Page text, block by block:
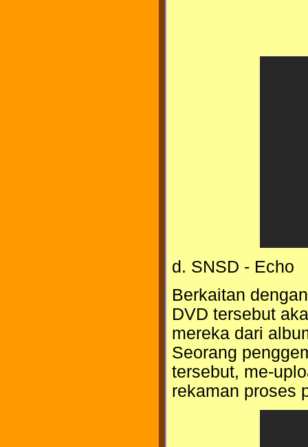
d. SNSD - Echo
Berkaitan
DVD tersebut
mereka dari
Seorang
tersebut, me-
rekaman proses